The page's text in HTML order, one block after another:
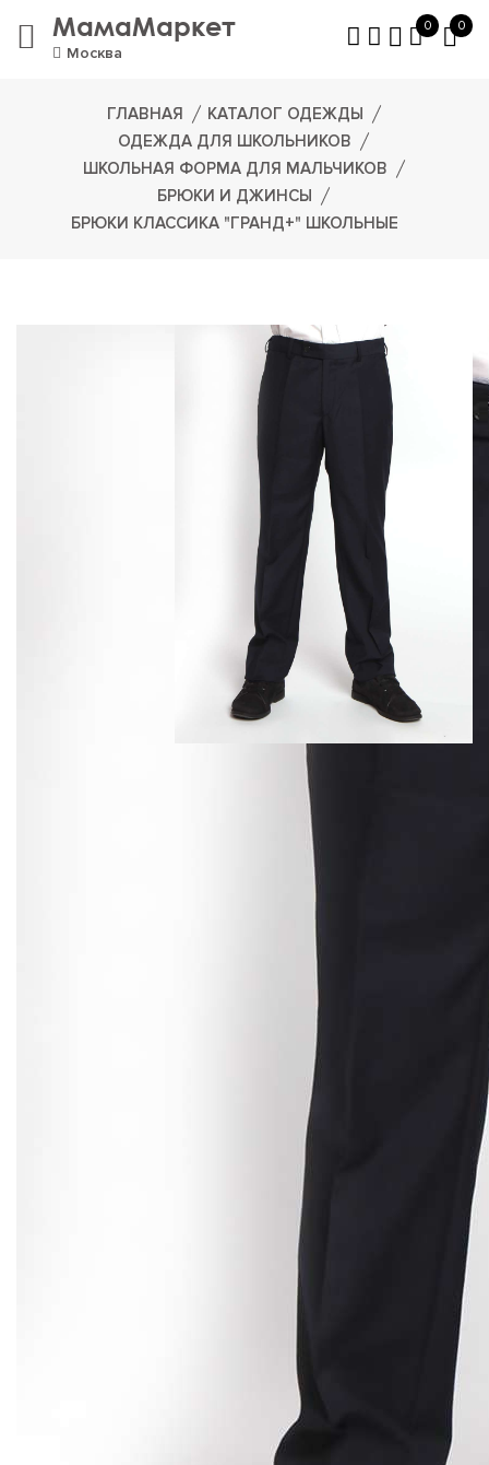
МамаМаркет
Москва
0 0
ГЛАВНАЯ
КАТАЛОГ ОДЕЖДЫ
ОДЕЖДА ДЛЯ ШКОЛЬНИКОВ
ШКОЛЬНАЯ ФОРМА ДЛЯ МАЛЬЧИКОВ
БРЮКИ И ДЖИНСЫ
БРЮКИ КЛАССИКА "ГРАНД+" ШКОЛЬНЫЕ